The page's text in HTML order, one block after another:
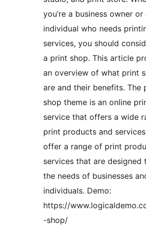
you’re a business owner or
individual who needs
services, you should
a print shop. This article
an overview of what print
are and their benefits. The
shop theme is an online
service that offers a wide
print products and
offer a range of print
services that are designed
the needs of businesses
individuals. Demo:
https://
-shop/